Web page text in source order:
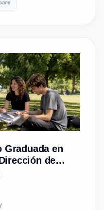
Graduada en
de
de Las